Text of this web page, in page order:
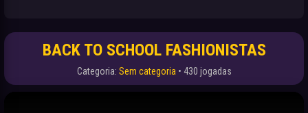
BACK TO SCHOOL FASHIONISTAS
Categoria: Sem categoria • 430 jogadas